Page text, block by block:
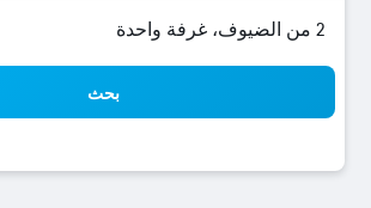
2 من الضيوف، غرفة واحدة
بحث